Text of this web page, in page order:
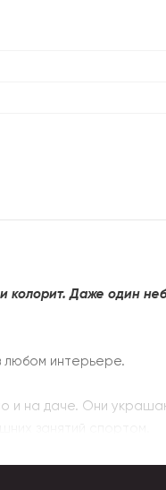
колорит. Даже один
любом интерьере.
и на даче. Они